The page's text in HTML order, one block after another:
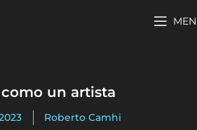
un artista
Roberto Camhi